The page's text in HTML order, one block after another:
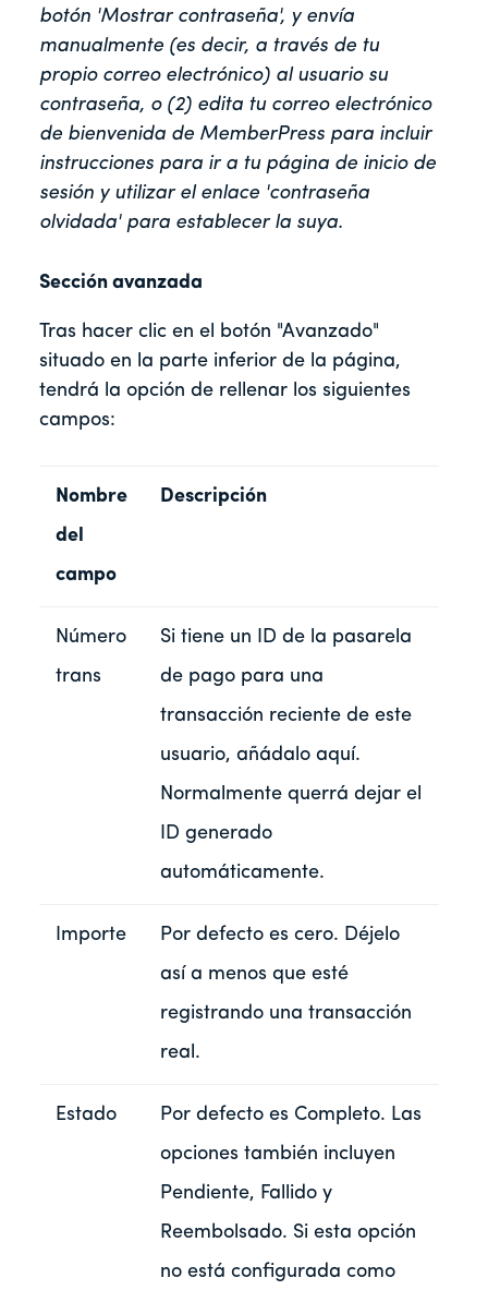
botón 'Mostrar contraseña', y envía
manualmente (es decir, a través de tu
propio correo electrónico) al usuario su
contraseña, o (2) edita tu correo electrónico
de bienvenida de MemberPress para incluir
instrucciones para ir a tu página de inicio de
sesión y utilizar el enlace 'contraseña
olvidada' para establecer la suya.
Sección avanzada
Tras hacer clic en el botón "Avanzado"
situado en la parte inferior de la página,
tendrá la opción de rellenar los siguientes
campos:
Nombre
del
campo
Descripción
Número
trans
Si tiene un ID de la pasarela
de pago para una
transacción reciente de este
usuario, añádalo aquí.
Normalmente querrá dejar el
ID generado
automáticamente.
Importe
Por defecto es cero. Déjelo
así a menos que esté
registrando una transacción
real.
Estado
Por defecto es Completo. Las
opciones también incluyen
Pendiente, Fallido y
Reembolsado. Si esta opción
no está configurada como